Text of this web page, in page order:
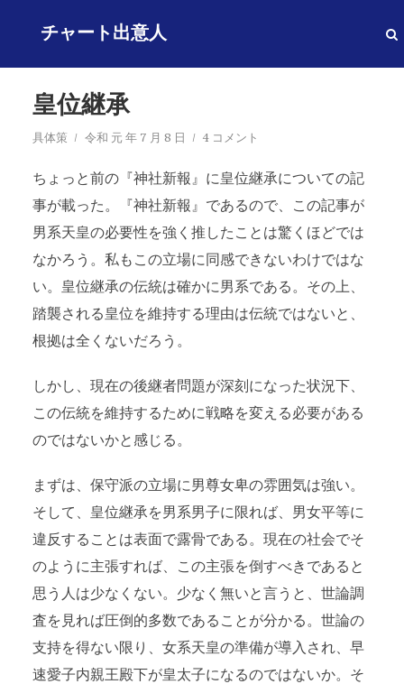
チャート出意人
皇位継承
具体策 令和 元 年 7 月 8 日 4 コメント
ちょっと前の『神社新報』に皇位継承についての記
事が載った。『神社新報』であるので、この記事が
男系天皇の必要性を強く推したことは驚くほどでは
なかろう。私もこの立場に同感できないわけではな
い。皇位継承の伝統は確かに男系である。その上、
踏襲される皇位を維持する理由は伝統ではないと、
根拠は全くないだろう。
しかし、現在の後継者問題が深刻になった状況下、
この伝統を維持するために戦略を変える必要がある
のではないかと感じる。
まずは、保守派の立場に男尊女卑の雰囲気は強い。
そして、皇位継承を男系男子に限れば、男女平等に
違反することは表面で露骨である。現在の社会でそ
のように主張すれば、この主張を倒すべきであると
思う人は少なくない。少なく無いと言うと、世論調
査を見れば圧倒的多数であることが分かる。世論の
支持を得ない限り、女系天皇の準備が導入され、早
速愛子内親王殿下が皇太子になるのではないか。そ